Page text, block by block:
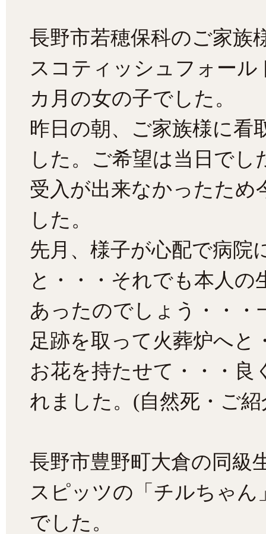
長野市若穂保科のご家族
スコティッシュフォー
カ月の女の子でした。
昨日の朝、ご家族様に看
した。ご希望は当日でし
受入が出来なかったた
した。
先月、様子が心配で病院
と・・・それでも本人の
あったのでしょう・・
足跡を取って火葬炉へと
お花を持たせて・・・良
れました。(自然死・ご紹
長野市豊野町大倉の同級
スピッツの「チルちゃ
でした。